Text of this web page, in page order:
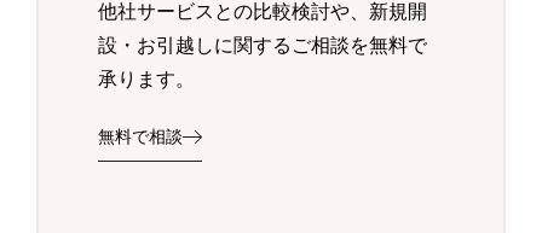
他社サービスとの比較検討や、新規開
設・お引越しに関するご相談を無料で
承ります。
無料で相談